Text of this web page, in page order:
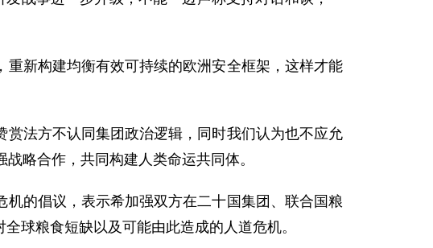
新构建均衡有效可持续的欧洲安全框架，这样才能
法方不认同集团政治逻辑，同时我们认为也不应允
略合作，共同构建人类命运共同体。
的倡议，表示希加强双方在二十国集团、联合国粮
球粮食短缺以及可能由此造成的人道危机。